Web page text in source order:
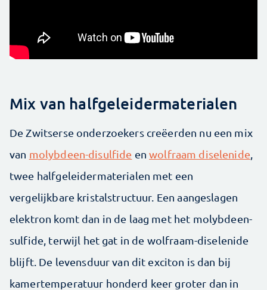
Mix van halfgeleidermaterialen
De Zwitserse onderzoekers creëerden nu een mix
van molybdeen-disulfide enwolfraam diselenide
twee halfgeleidermaterialen met een
vergelijkbare kristalstructuur. Een aangeslagen
elektron komt dan in de laag met het molybdeen-
sulfide, terwijl het gat in de wolfraam-diselenide
blijft. De levensduur van dit exciton is dan bij
kamertemperatuur honderd keer groter dan in